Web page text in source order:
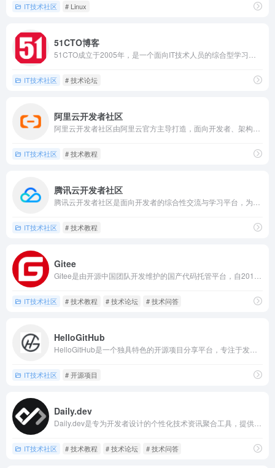
IT技术社区 # Linux
51CTO博客
IT技术社区 # 技术论坛
阿里云开发者社区
IT技术社区 # 技术教程
腾讯云开发者社区
IT技术社区 # 技术教程
Gitee
IT技术社区 # 技术教程 # 技术论坛 # 技术问答
HelloGitHub
IT技术社区 # 开源项目
Daily.dev
IT技术社区 # 技术教程 # 技术论坛 # 技术问答